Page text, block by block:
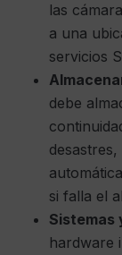
las
a una
servicios
debe
si falla el
Sistemas
hardware